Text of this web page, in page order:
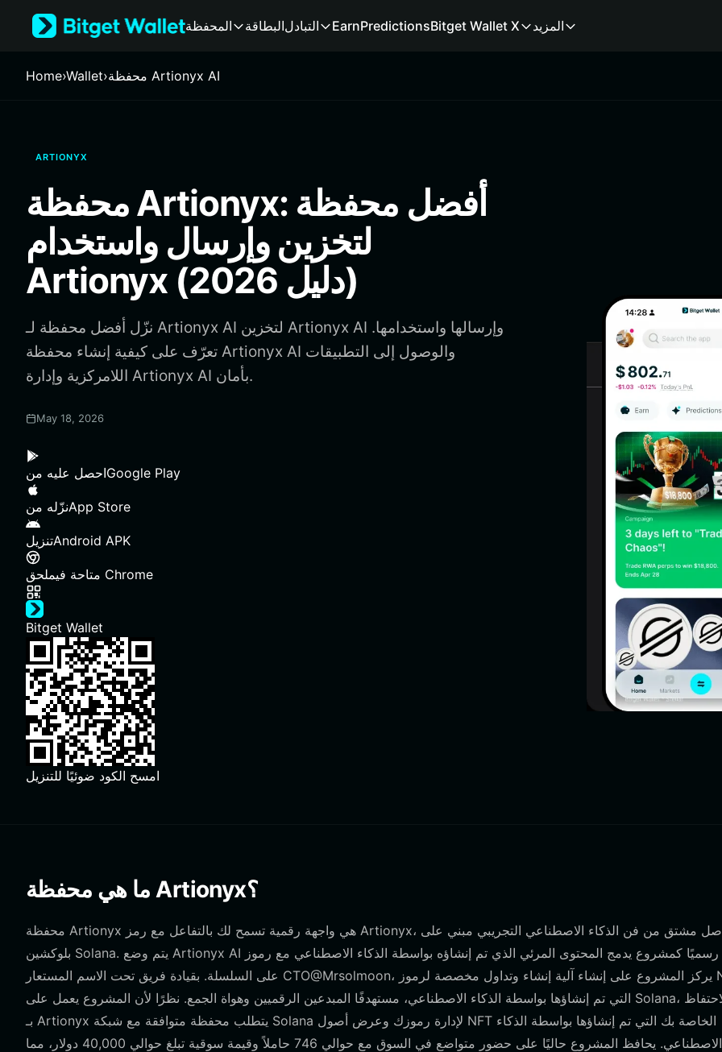
Русский
Español (Latinoamérica)
Deutsch
简体中文
繁體中文
Português (Portugal)
Bahasa Indonesia
ภาษาไทย
Español
Português (Brasil)
Español (Argentina)
المحفظة البطاقةالتبادل EarnPredictionsBitget Wallet X المزيد
Home›Wallet› محفظة Artionyx AI
ARTIONYX
محفظة Artionyx: أفضل محفظة
لتخزين وإرسال واستخدام
Artionyx (دليل 2026)
نزّل أفضل محفظة لـ Artionyx AI لتخزين Artionyx AI وإرسالها واستخدامها.
تعرّف على كيفية إنشاء محفظة Artionyx AI والوصول إلى التطبيقات
اللامركزية وإدارة Artionyx AI بأمان.
May 18, 2026
احصل عليه منGoogle Play
نزّله منApp Store
تنزيلAndroid APK
متاحة في ملحق Chrome
Bitget Wallet
امسح الكود ضوئيًا للتنزيل
ما هي محفظة Artionyx؟
محفظة Artionyx هي واجهة رقمية تسمح لك بالتفاعل مع رمز Artionyx، وهو أصل مشتق من فن الذكاء الاصطناعي التجريبي مبني على
بلوكشين Solana. يتم وضع Artionyx AI رسميًا كمشروع يدمج المحتوى المرئي الذي تم إنشاؤه بواسطة الذكاء الاصطناعي مع رموز NFT
على السلسلة. بقيادة فريق تحت الاسم المستعار CTO@Mrsolmoon، يركز المشروع على إنشاء آلية إنشاء وتداول مخصصة لرموز NFT
التي تم إنشاؤها بواسطة الذكاء الاصطناعي، مستهدفًا المبدعين الرقميين وهواة الجمع. نظرًا لأن المشروع يعمل على Solana، فإن الاحتفاظ
بـ Artionyx يتطلب محفظة متوافقة مع شبكة Solana لإدارة رموزك وعرض أصول NFT الخاصة بك التي تم إنشاؤها بواسطة الذكاء
الاصطناعي. يحافظ المشروع حاليًا على حضور متواضع في السوق مع حوالي 746 حاملاً وقيمة سوقية تبلغ حوالي 40,000 دولار، مما